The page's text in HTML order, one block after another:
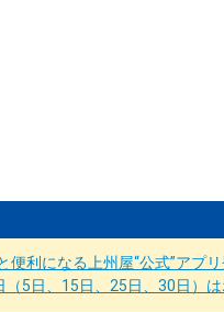
利になる上州屋“公式”アプリ
5日、15日、25日、30日）は